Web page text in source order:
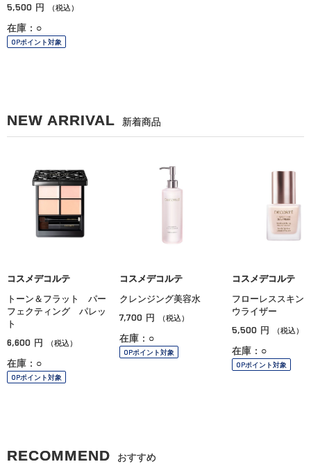
5,500 円 （税込）
在庫：○
OPポイント対象
NEW ARRIVAL 新着商品
コスメデコルテ
トーン＆フラット パー
フェクティング パレッ
ト
6,600 円 （税込）
在庫：○
OPポイント対象
コスメデコルテ
クレンジング美容水
7,700 円 （税込）
在庫：○
OPポイント対象
コスメデコルテ
フローレススキ
ウライザー
5,500 円 （税込）
在庫：○
OPポイント対象
RECOMMEND おすすめ